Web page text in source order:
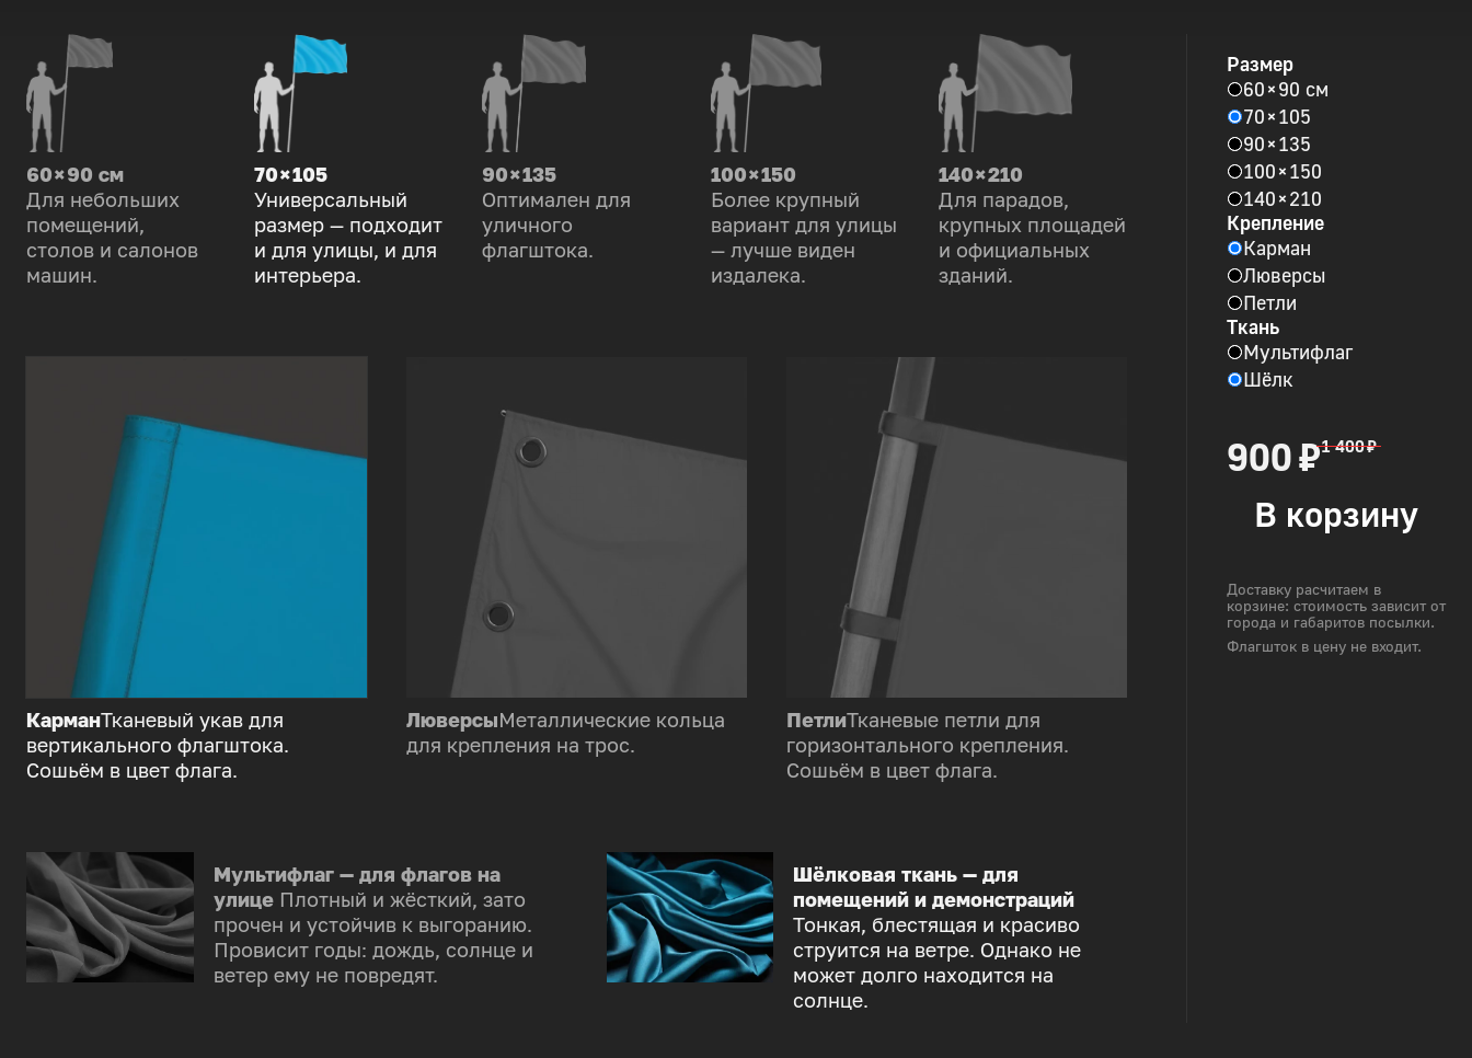
60 × 90 см
Для небольших
помещений,
столов и салонов
машин.
70 × 105
Универсальный
размер — подходит
и для улицы, и для
интерьера.
90 × 135
Оптимален для
уличного
флагштока.
100 × 150
Более крупный
вариант для улицы
— лучше виден
издалека.
140 × 210
Для парадов,
крупных площадей
и официальных
зданий.
КарманТканевый укав для
вертикального флагштока.
Сошьём в цвет флага.
ЛюверсыМеталлические кольца
для крепления на трос.
ПетлиТканевые петли для
горизонтального крепления.
Сошьём в цвет флага.
Мультифлаг — для флагов на
улицеПлотный и жёсткий, зато
прочен и устойчив к выгоранию.
Провисит годы: дождь, солнце и
ветер ему не повредят.
Шёлковая ткань — для
помещений и демонстраций
Тонкая, блестящая и красиво
струится на ветре. Однако не
может долго находится на
солнце.
Размер
60 × 90 см
70 × 105
90 × 135
100 × 150
140 × 210
Крепление
Карман
Люверсы
Петли
Ткань
Мультифлаг
Шёлк
900 ₽1 400 ₽
В корзину
Доставку расчитаем в
корзине: стоимость зависит от
города и габаритов посылки.
Флагшток в цену не входит.